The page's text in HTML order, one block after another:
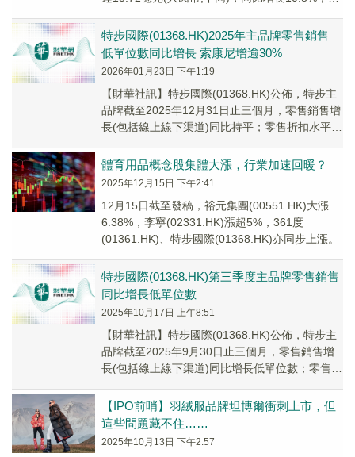
特步國際(01368.HK)2025年主品牌零售銷售
低單位數同比增長 索康尼增逾30%
2026年01月23日 下午1:19
【財華社訊】特步國際(01368.HK)公佈，特步主
品牌截至2025年12月31日止三個月，零售銷售增
長(包括線上線下渠道)同比持平；零售折扣水平七
體育用品概念股集體大漲，行業加速回暖？
2025年12月15日 下午2:41
12月15日截至發稿，裕元集團(00551.HK)大漲
6.38%，李寧(02331.HK)漲超5%，361度
(01361.HK)、特步國際(01368.HK)亦同步上漲。
特步國際(01368.HK)第三季度主品牌零售銷售
同比增長低單位數
2025年10月17日 上午8:51
【財華社訊】特步國際(01368.HK)公佈，特步主
品牌截至2025年9月30日止三個月，零售銷售增
長(包括線上線下渠道)同比增長低單位數；零售折
【IPO前哨】羽絨服品牌坦博爾衝刺上市，但
這些問題藏不住……
2025年10月13日 下午2:57